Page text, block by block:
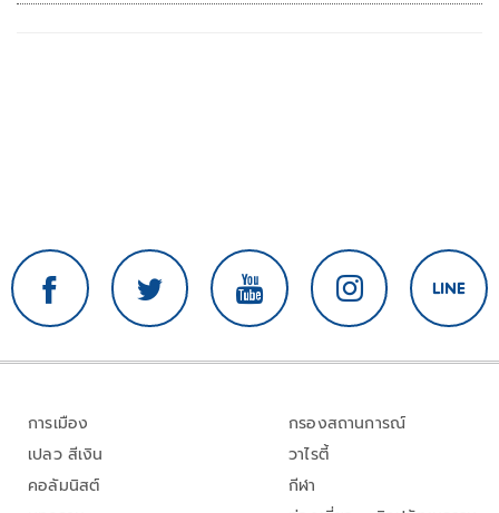
การเมือง
เปลว สีเงิน
คอลัมนิสต์
กรองสถานการณ์
วาไรตี้
กีฬา